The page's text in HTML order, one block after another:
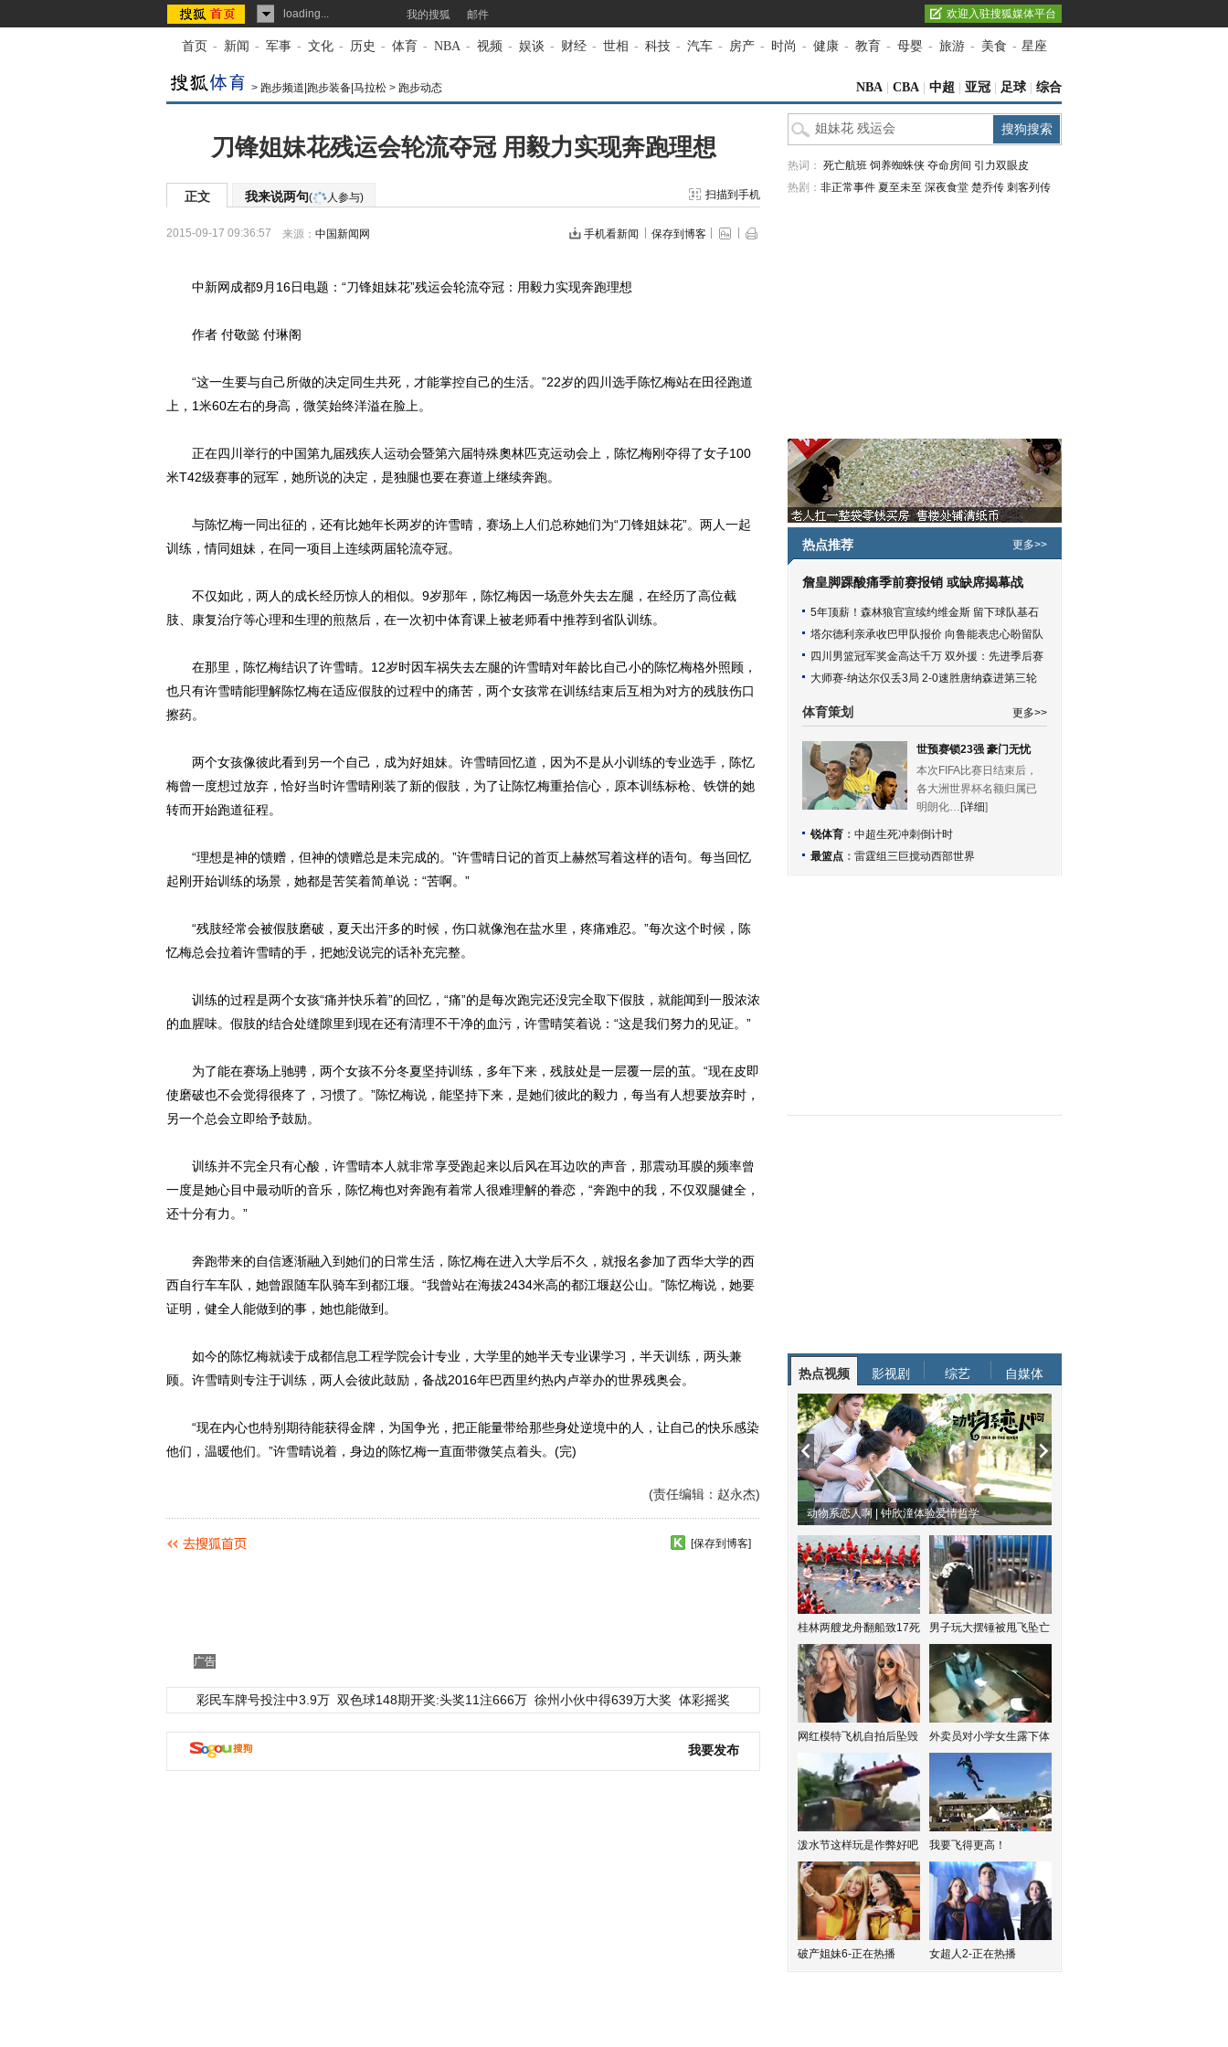
loading... 我的搜狐 邮件 欢迎入驻搜狐媒体平台
首页 - 新闻 - 军事 - 文化 - 历史 - 体育 - NBA - 视频 - 娱谈 - 财经 - 世相 - 科技 - 汽车 - 房产 - 时尚 - 健康 - 教育 - 母婴 - 旅游 - 美食 - 星座
> 跑步频道|跑步装备|马拉松 > 跑步动态 NBA CBA 中超 亚冠 足球 综合
刀锋姐妹花残运会轮流夺冠 用毅力实现奔跑理想
正文 我来说两句( 人参与) 扫描到手机
2015-09-17 09:36:57 来源： 中国新闻网 手机看新闻 保存到博客
中新网成都9月16日电题：“刀锋姐妹花”残运会轮流夺冠：用毅力实现奔跑理想
作者 付敬懿 付琳阁
“这一生要与自己所做的决定同生共死，才能掌控自己的生活。”22岁的四川选手陈忆梅站在田径跑道
上，1米60左右的身高，微笑始终洋溢在脸上。
正在四川举行的中国第九届残疾人运动会暨第六届特殊奧林匹克运动会上，陈忆梅刚夺得了女子100
米T42级赛事的冠军，她所说的决定，是独腿也要在赛道上继续奔跑。
与陈忆梅一同出征的，还有比她年长两岁的许雪晴，赛场上人们总称她们为“刀锋姐妹花”。两人一起
训练，情同姐妹，在同一项目上连续两届轮流夺冠。
不仅如此，两人的成长经历惊人的相似。9岁那年，陈忆梅因一场意外失去左腿，在经历了高位截
肢、康复治疗等心理和生理的煎熬后，在一次初中体育课上被老师看中推荐到省队训练。
在那里，陈忆梅结识了许雪晴。12岁时因车祸失去左腿的许雪晴对年龄比自己小的陈忆梅格外照顾，
也只有许雪晴能理解陈忆梅在适应假肢的过程中的痛苦，两个女孩常在训练结束后互相为对方的残肢伤口
擦药。
两个女孩像彼此看到另一个自己，成为好姐妹。许雪晴回忆道，因为不是从小训练的专业选手，陈忆
梅曾一度想过放弃，恰好当时许雪晴刚装了新的假肢，为了让陈忆梅重拾信心，原本训练标枪、铁饼的她
转而开始跑道征程。
“理想是神的馈赠，但神的馈赠总是未完成的。”许雪晴日记的首页上赫然写着这样的语句。每当回忆
起刚开始训练的场景，她都是苦笑着简单说：“苦啊。”
“残肢经常会被假肢磨破，夏天出汗多的时候，伤口就像泡在盐水里，疼痛难忍。”每次这个时候，陈
忆梅总会拉着许雪晴的手，把她没说完的话补充完整。
训练的过程是两个女孩“痛并快乐着”的回忆，“痛”的是每次跑完还没完全取下假肢，就能闻到一股浓浓
的血腥味。假肢的结合处缝隙里到现在还有清理不干净的血污，许雪晴笑着说：“这是我们努力的见证。”
为了能在赛场上驰骋，两个女孩不分冬夏坚持训练，多年下来，残肢处是一层覆一层的茧。“现在皮即
使磨破也不会觉得很疼了，习惯了。”陈忆梅说，能坚持下来，是她们彼此的毅力，每当有人想要放弃时，
另一个总会立即给予鼓励。
训练并不完全只有心酸，许雪晴本人就非常享受跑起来以后风在耳边吹的声音，那震动耳膜的频率曾
一度是她心目中最动听的音乐，陈忆梅也对奔跑有着常人很难理解的眷恋，“奔跑中的我，不仅双腿健全，
还十分有力。”
奔跑带来的自信逐渐融入到她们的日常生活，陈忆梅在进入大学后不久，就报名参加了西华大学的西
西自行车车队，她曾跟随车队骑车到都江堰。“我曾站在海拔2434米高的都江堰赵公山。”陈忆梅说，她要
证明，健全人能做到的事，她也能做到。
如今的陈忆梅就读于成都信息工程学院会计专业，大学里的她半天专业课学习，半天训练，两头兼
顾。许雪晴则专注于训练，两人会彼此鼓励，备战2016年巴西里约热内卢举办的世界残奥会。
“现在内心也特别期待能获得金牌，为国争光，把正能量带给那些身处逆境中的人，让自己的快乐感染
他们，温暖他们。”许雪晴说着，身边的陈忆梅一直面带微笑点着头。(完)
(责任编辑：赵永杰)
[保存到博客]
广告
彩民车牌号投注中3.9万 双色球148期开奖:头奖11注666万 徐州小伙中得639万大奖 体彩摇奖
我要发布
热词： 死亡航班 饲养蜘蛛侠 夺命房间 引力双眼皮
热剧： 非正常事件 夏至未至 深夜食堂 楚乔传 刺客列传
热点推荐 更多>>
詹皇脚踝酸痛季前赛报销 或缺席揭幕战
5年顶薪！森林狼官宣续约维金斯 留下球队基石
塔尔德利亲承收巴甲队报价 向鲁能表忠心盼留队
四川男篮冠军奖金高达千万 双外援：先进季后赛
大师赛-纳达尔仅丢3局 2-0速胜唐纳森进第三轮
体育策划 更多>>
世预赛锁23强 豪门无忧
本次FIFA比赛日结束后，
各大洲世界杯名额归属已
明朗化… [详细]
锐体育 ： 中超生死冲刺倒计时
最篮点 ： 雷霆组三巨搅动西部世界
热点视频 影视剧 综艺 自媒体
动物系恋人啊 | 钟欣潼体验爱情哲学
桂林两艘龙舟翻船致17死 男子玩大摆锤被甩飞坠亡
网红模特飞机自拍后坠毁 外卖员对小学女生露下体
泼水节这样玩是作弊好吧 我要飞得更高！
破产姐妹6-正在热播 女超人2-正在热播